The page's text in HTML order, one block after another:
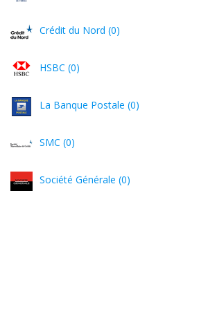
Crédit du Nord (0)
HSBC (0)
La Banque Postale (0)
SMC (0)
Société Générale (0)